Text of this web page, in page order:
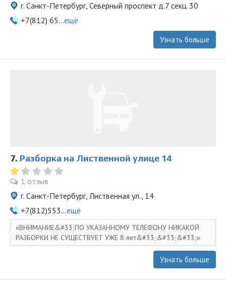
г. Санкт-Петербург, Северный проспект д.7 секц. 30
+7(812) 65...ещё
Узнать больше
7. Разборка на Лиственной улице 14
1 отзыв
г. Санкт-Петербург, Лиственная ул., 14
+7(812)553...ещё
ВНИМАНИЕ&#33;ПО УКАЗАННОМУ ТЕЛЕФОНУ НИКАКОЙ
РАЗБОРКИ НЕ СУЩЕСТВУЕТ УЖЕ 8 лет&#33;&#33;&#33;
Узнать больше